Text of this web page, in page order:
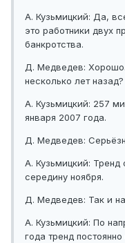
А. Кузьмицкий: Да,
это работники двух
банкротства.
Д. Медведев:
несколько лет назад?
А. Кузьмицкий: 257
января 2007 года.
Д. Медведев:
А. Кузьмицкий:
середину ноября.
Д. Медведев: Так и
А. Кузьмицкий: По
года тренд